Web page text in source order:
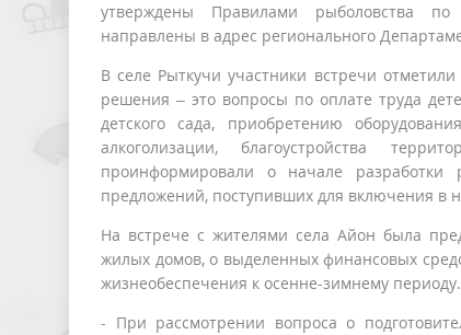
утверждены Правилами рыболовства по
направлены в адрес регионального
В селе Рыткучи участники встречи
решения – это вопросы по оплате труда
детского сада, приобретению
алкоголизации, благоустройства
проинформировали о начале разработки
предложений, поступивших для включения в
На встрече с жителями села Айон была
жилых домов, о выделенных финансовых
жизнеобеспечения к осенне-зимнему периоду.
- При рассмотрении вопроса о